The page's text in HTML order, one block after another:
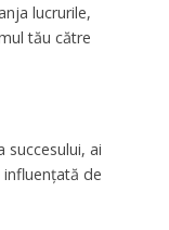
lucrurile,
tău către
succesului, ai
influențată de